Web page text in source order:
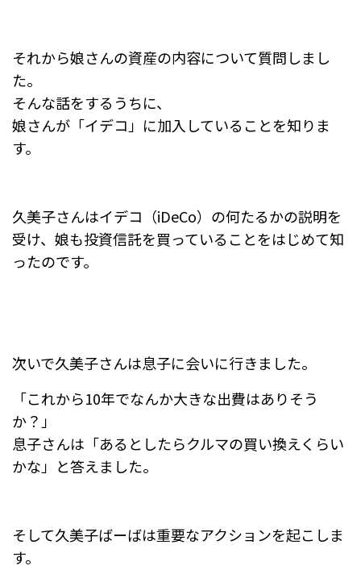
それから娘さんの資産の内容について質問しまし
た。
そんな話をするうちに、
娘さんが「イデコ」に加入していることを知りま
す。
久美子さんはイデコ（iDeCo）の何たるかの説明を
受け、 娘も投資信託を買っていることをはじめて知
ったのです。
次いで久美子さんは息子に会いに行きました。
「これから10年でなんか大きな出費はありそう
か？」
息子さんは「あるとしたらクルマの買い換えくらい
かな」と答えました。
そして久美子ばーばは重要なアクションを起こしま
す。